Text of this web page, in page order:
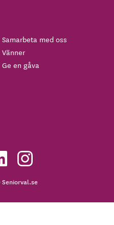
Samarbeta med oss
Vänner
Ge en gåva